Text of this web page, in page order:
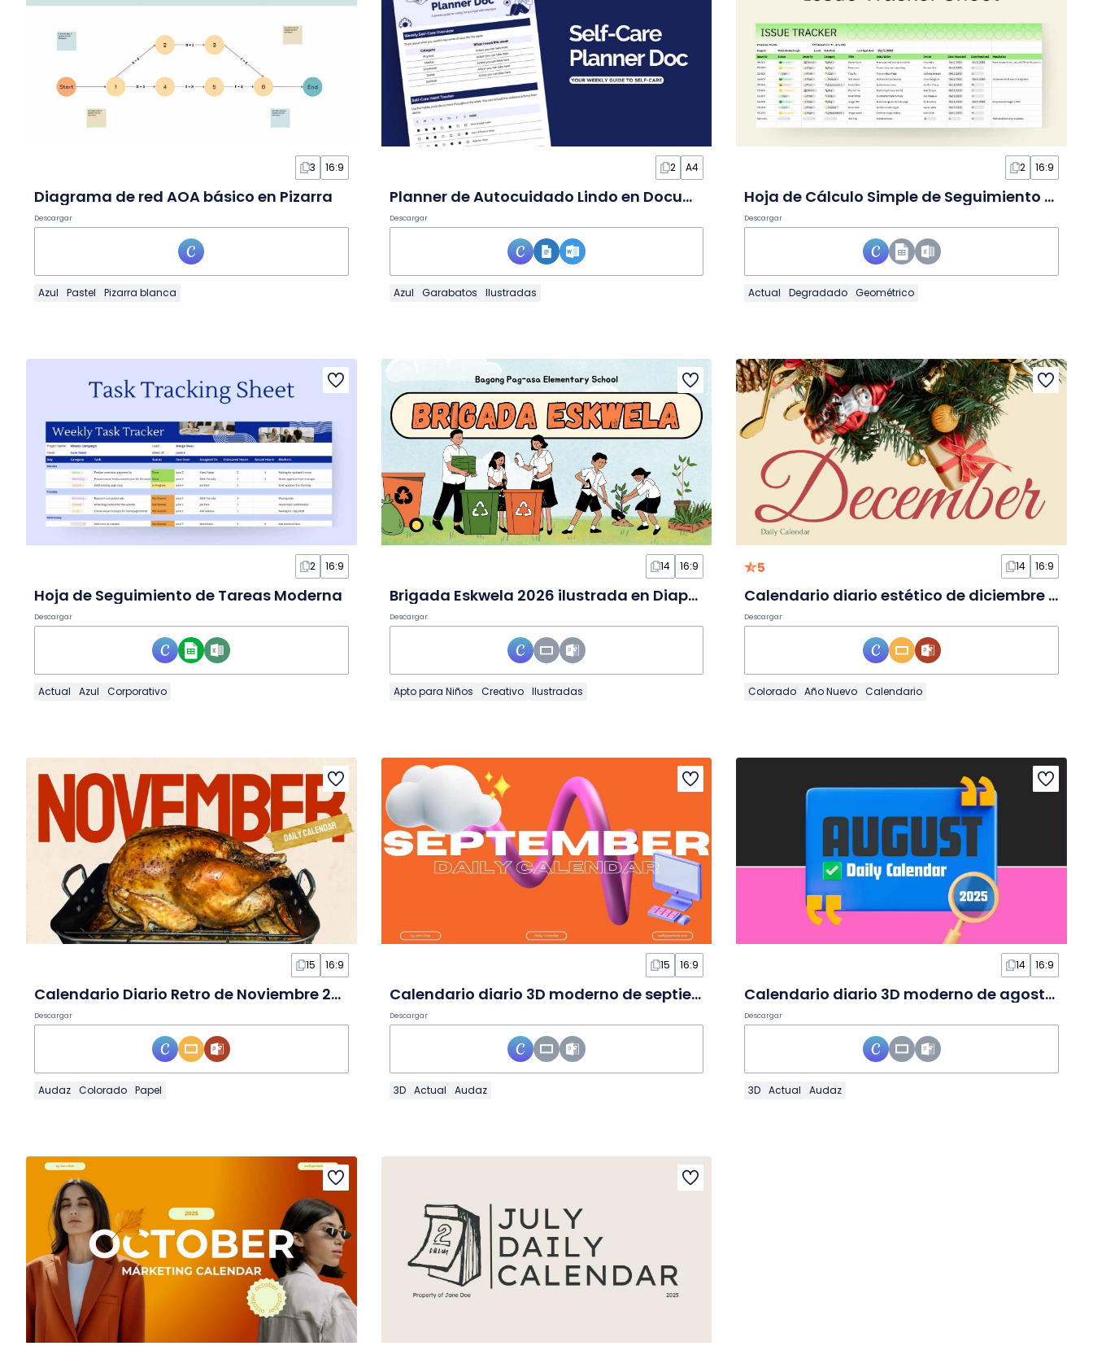
3 16:9
Diagrama de red AOA básico en Pizarra
Descargar
Azul Pastel Pizarra blanca
2 A4
Planner de Autocuidado Lindo en Documento
Descargar
Azul Garabatos Ilustradas
2 16:9
Hoja de Cálculo Simple de Seguimiento de Incidencias
Descargar
Actual Degradado Geométrico
2 16:9
Hoja de Seguimiento de Tareas Moderna
Descargar
Actual Azul Corporativo
14 16:9
Brigada Eskwela 2026 ilustrada en Diapositivas
Descargar
Apto para Niños Creativo Ilustradas
5 14 16:9
Calendario diario estético de diciembre 2026 en Diapositivas
Descargar
Colorado Año Nuevo Calendario
15 16:9
Calendario Diario Retro de Noviembre 2026 en Diapositivas
Descargar
Audaz Colorado Papel
15 16:9
Calendario diario 3D moderno de septiembre de 2026 en Diapositivas
Descargar
3D Actual Audaz
14 16:9
Calendario diario 3D moderno de agosto de 2026 en Diapositivas
Descargar
3D Actual Audaz